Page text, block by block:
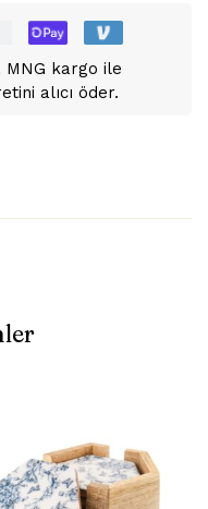
MNG kargo ile
alıcı öder.